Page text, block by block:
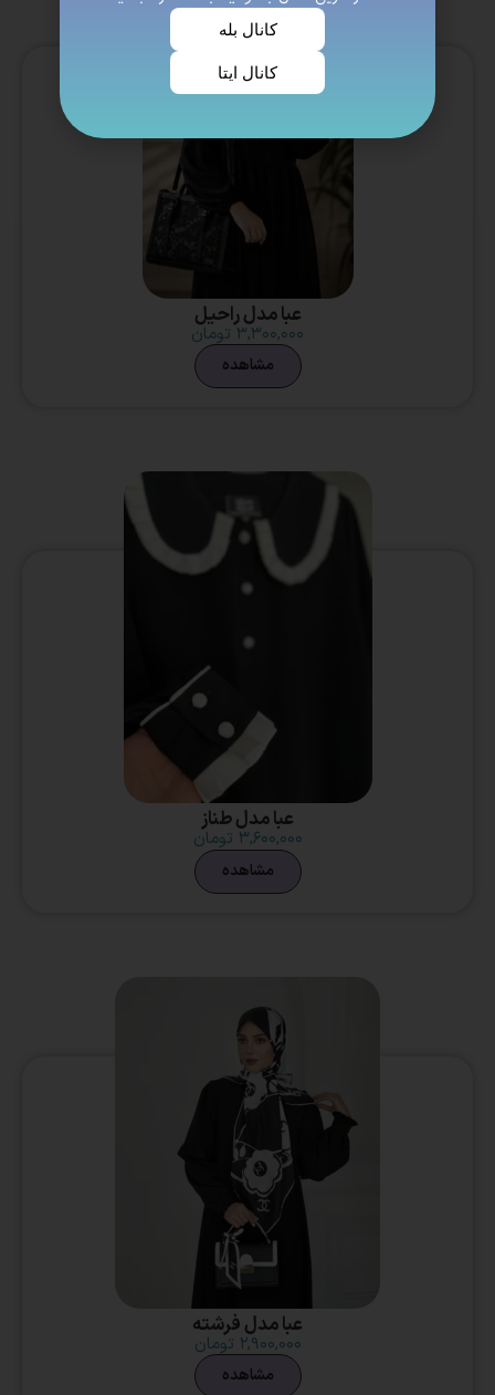
عبا مدل راحیل
۳,۳۰۰,۰۰۰ تومان
مشاهده
عبا مدل طناز
۳,۶۰۰,۰۰۰ تومان
مشاهده
عبا مدل فرشته
۲,۹۰۰,۰۰۰ تومان
مشاهده
کانال بله
کانال ایتا